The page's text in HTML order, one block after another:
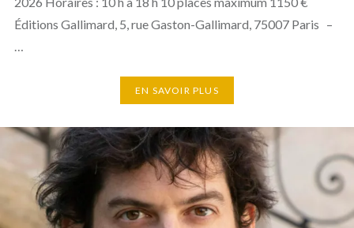
Éditions Gallimard, 5, rue Gaston-Gallimard, 75007 Paris –
EN SAVOIR PLUS